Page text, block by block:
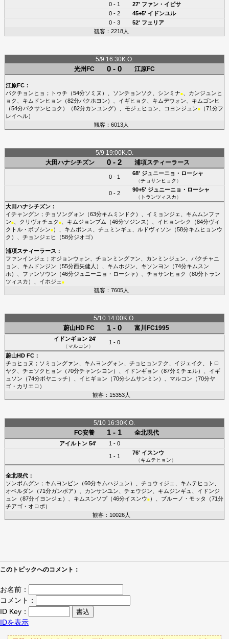
0 - 1 27' ファン・イビサ
0 - 2
45+5' イドンユル
0 - 3
52' フェリア
観客：2218人
5/9 16:30K.O.
光州FC
0 - 0 江原FC
江原FC：
パクチョンヒョ ； トゥチ （54分ソミヌ ）、 ソンチョンソク シンミナ■、 カンジュンヒ
ョク
キムドンヒョン （82分パクホヨン ）、 イギヒョク キムデウォン
キムゴンヒ
（54分パクサンヒョク ）（82分カンユング）、 モジェヒョン コヨンジュン■（71分フ
レイヘル）
観客：6013人
5/9 19:00K.O.
大田ハナシチズン
0 - 2 浦項スティーラース
0 - 1
68' ジュニーニョ・ローシャ
（チョサンヒョク ）
0 - 2
90+5' ジュニーニョ・ローシャ
（ トランツィスカ）
大田ハナシチズン：
イチャングン ； チョソングォン （63分キムミンドク ）、 イミョンジェ
キムムンファ
ン■、 クリヴォチュク ■、 キムジョンブム （46分ソジンス ）、 イヒョンシク （84分ヴィ
クトル・ボブシン■）、 キムボンス チュミンギュ ルドヴィソン （58分キムヒョンウ
ク ）、 チョンジェヒ （58分ジオゴ）
浦項スティーラース ：
ファンインジェ ； オジョンウォン チョンミングァン カンミンジュン
パクチャニ
ョン
キムドンジン （55分西矢健人 ）、 キムホジン キソンヨン （74分キムスン
ホ ）、 ファンソウン （46分ジュニーニョ・ローシャ ）、 チョサンヒョク （80分トラン
ツィスカ ）、 イホジェ ■
観客：7605人
5/10 14:00K.O.
蔚山HD FC
1 - 0 富川FC1995
イドンギョン24'
（マルコン）
1 - 0
蔚山HD FC：
チョヒョヌ ； ソミョングァン キムヨングォン チョヒョンテク イジェイク
トロ
ヤク
チェソクヒョン （70分チャンシヨン ）、 イドンギョン （87分ミチェル）、 イギ
ュソン （74分ボヤニッチ ）、 イヒギョン （70分シムサンミン ）、 マルコン （70分ヤ
ゴ・カリエロ ）
観客：15353人
5/10 16:30K.O.
FC安養
1 - 1 全北現代
アイルトン54' 1 - 0
1 - 1
76' イスンウ
（キムテヒョン）
全北現代：
ソンボムグン ； キムヨンビン （60分キムハジュン ）、 チョウィジェ キムテヒョン
オベルダン （71分ガンボア ）、 カンサンユン チェウジン キムジンギュ
イドンジ
ュン （87分イヨンジェ ）、 キムスンソプ（46分イスンウ■）、 ブルーノ・モッタ
（71分
チアゴ・オロボ）
観客：10026人
このトピックへのコメント：
お名前：
コメント：
ID Key：
IDを表示